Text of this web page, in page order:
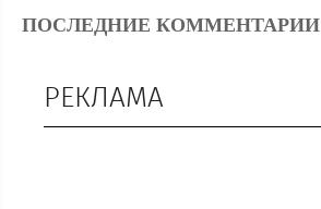
ПОСЛЕДНИЕ КОММЕНТАРИИ
РЕКЛАМА